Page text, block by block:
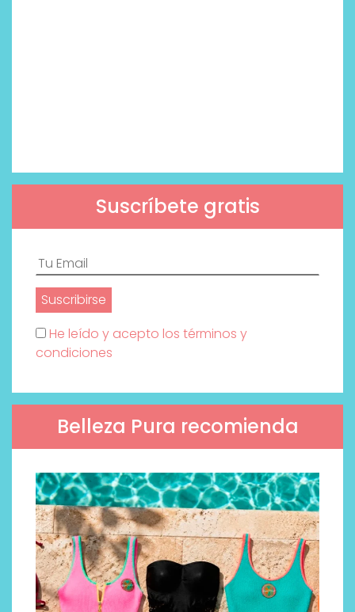
Suscríbete gratis
He leído y acepto los términos y
condiciones
Belleza Pura recomienda